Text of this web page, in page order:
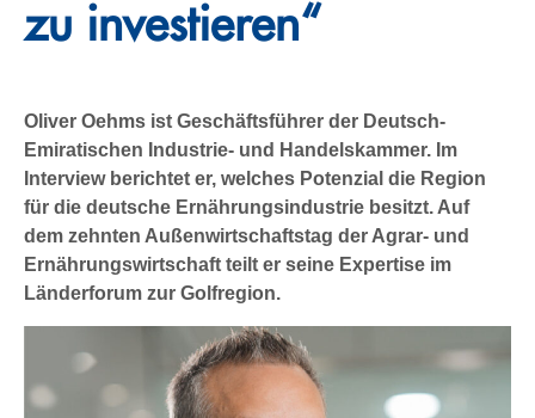
zu investieren“
Oliver Oehms ist Geschäftsführer der Deutsch-
Emiratischen Industrie- und Handelskammer. Im
Interview berichtet er, welches Potenzial die Region
für die deutsche Ernährungsindustrie besitzt. Auf
dem zehnten Außenwirtschaftstag der Agrar- und
Ernährungswirtschaft teilt er seine Expertise im
Länderforum zur Golfregion.